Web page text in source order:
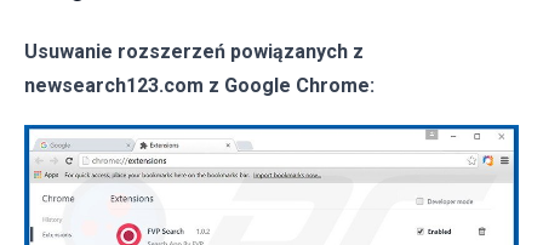
Usuwanie rozszerzeń powiązanych z
newsearch123.com z Google Chrome: